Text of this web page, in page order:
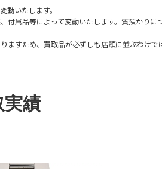
動いたします。
付属品等によって変動いたします。質預かりに
すため、買取品が必ずしも店頭に並ぶわけで
実績